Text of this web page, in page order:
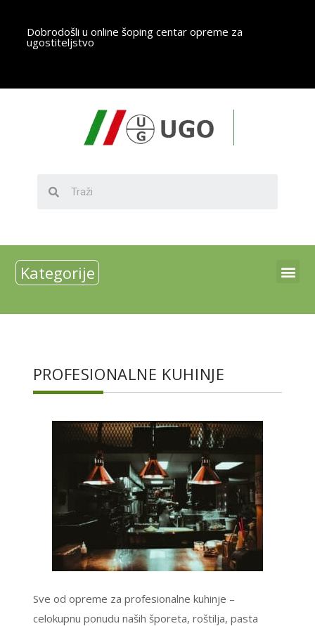
Dobrodošli u online šoping centar opreme za
ugostiteljstvo
PROFESIONALNE KUHINJE
Sve od opreme za profesionalne kuhinje –
celokupnu ponudu naših šporeta, roštilja, pasta